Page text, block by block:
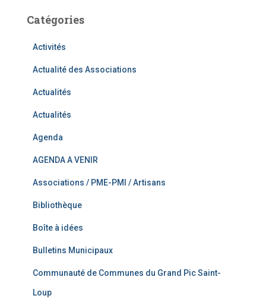
Catégories
Activités
Actualité des Associations
Actualités
Actualités
Agenda
AGENDA A VENIR
Associations / PME-PMI / Artisans
Bibliothèque
Boîte à idées
Bulletins Municipaux
Communauté de Communes du Grand Pic Saint-
Loup